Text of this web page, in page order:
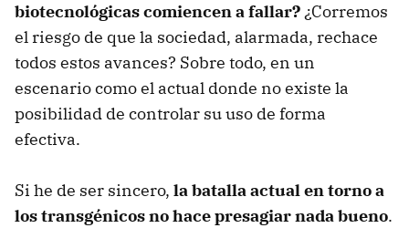
biotecnológicas comiencen a fallar?¿Corremos
el riesgo de que la sociedad, alarmada, rechace
todos estos avances? Sobre todo, en un
escenario como el actual donde no existe la
posibilidad de controlar su uso de forma
efectiva.
Si he de ser sincero, la batalla actual en torno a
los transgénicos no hace presagiar nada bueno.